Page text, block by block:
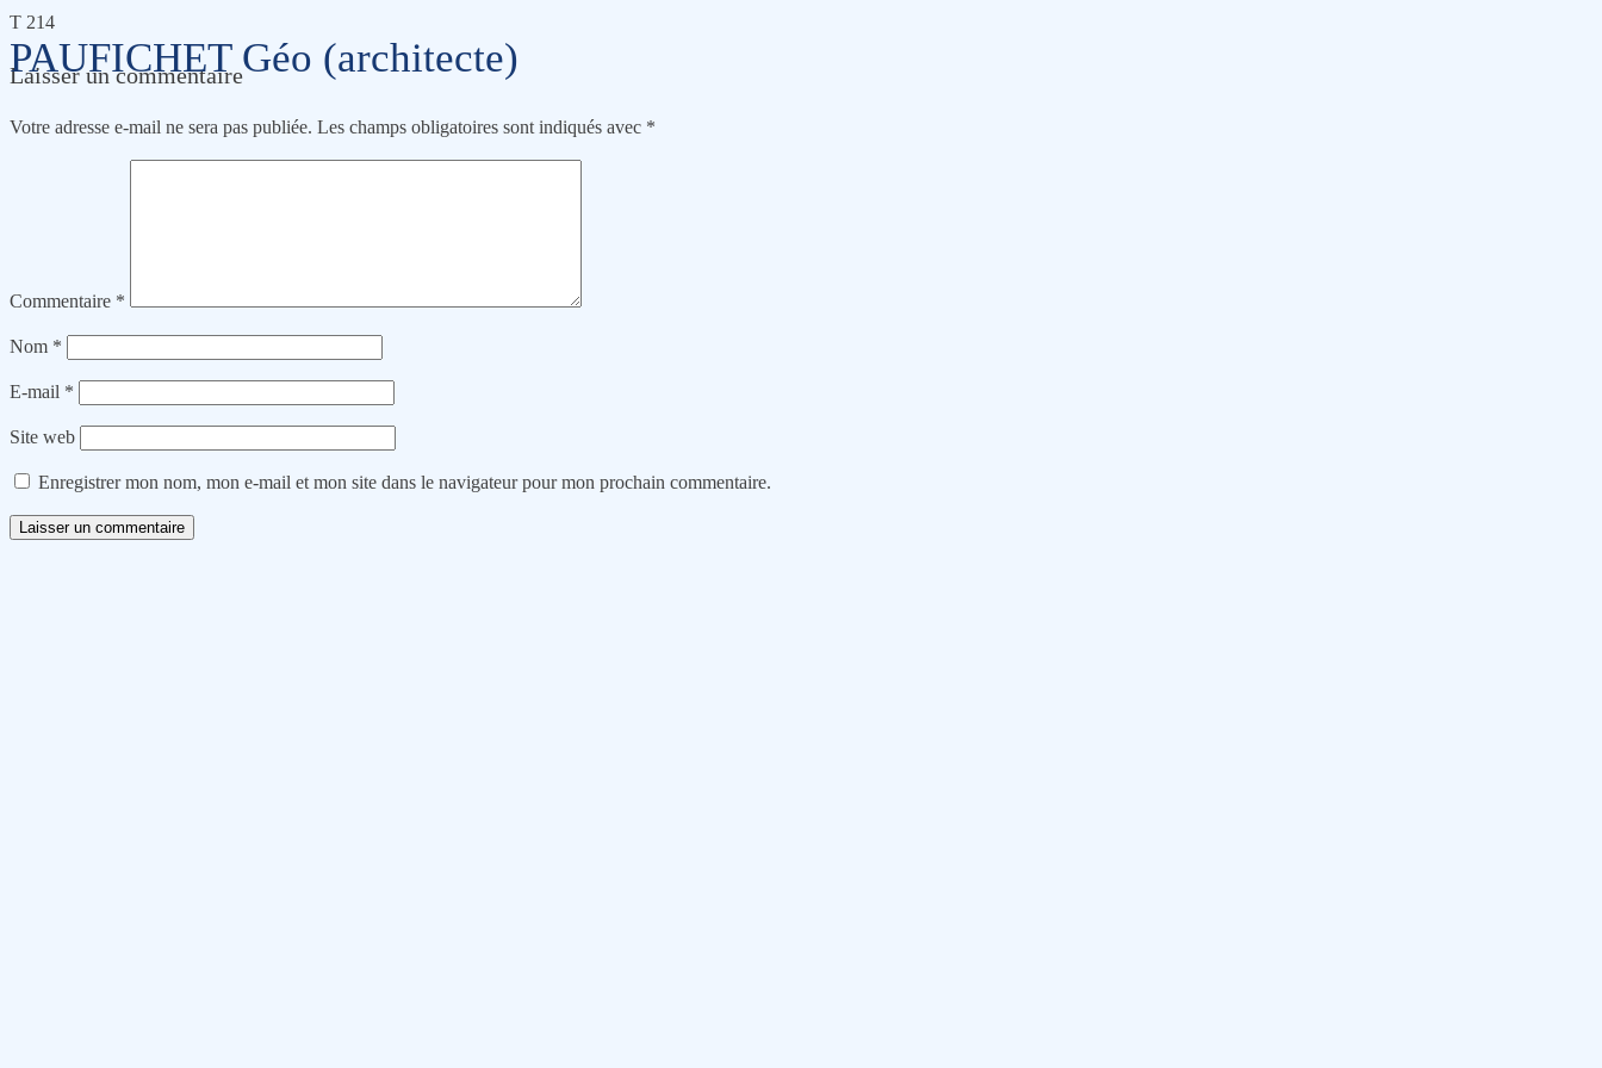
PAUFICHET Géo (architecte)
T 214
Laisser un commentaire
Votre adresse e-mail ne sera pas publiée. Les champs obligatoires sont indiqués avec *
Commentaire *
Nom *
E-mail *
Site web
Enregistrer mon nom, mon e-mail et mon site dans le navigateur pour mon prochain commentaire.